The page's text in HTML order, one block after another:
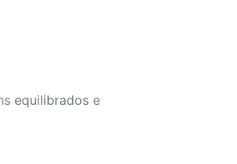
equilibrados e